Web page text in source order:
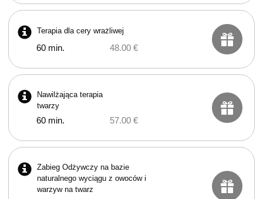
Terapia dla cery wrażliwej
60 min. 48.00 €
Nawilżająca terapia
twarzy
60 min. 57.00 €
Zabieg Odżywczy na bazie
naturalnego wyciągu z owoców i
warzyw na twarz